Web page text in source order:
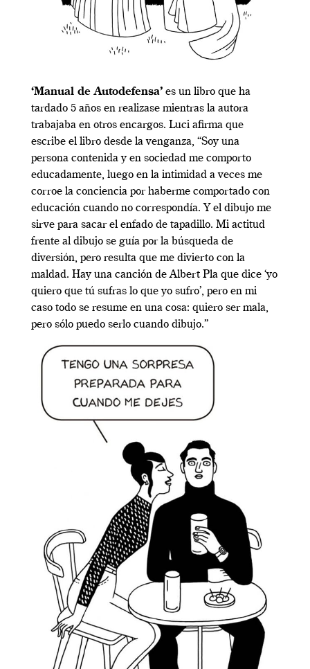
‘Manual de Autodefensa’ es un libro que ha
tardado 5 años en realizase mientras la autora
trabajaba en otros encargos. Luci afirma que
escribe el libro desde la venganza, “Soy una
persona contenida y en sociedad me comporto
educadamente, luego en la intimidad a veces me
corroe la conciencia por haberme comportado con
educación cuando no correspondía. Y el dibujo me
sirve para sacar el enfado de tapadillo. Mi actitud
frente al dibujo se guía por la búsqueda de
diversión, pero resulta que me divierto con la
maldad. Hay una canción de Albert Pla que dice ‘yo
quiero que tú sufras lo que yo sufro’, pero en mi
caso todo se resume en una cosa: quiero ser mala,
pero sólo puedo serlo cuando dibujo.”